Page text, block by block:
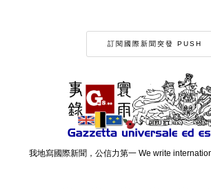
訂閱國際新聞突發 PUSH
我地寫國際新聞，公信力第一 We write